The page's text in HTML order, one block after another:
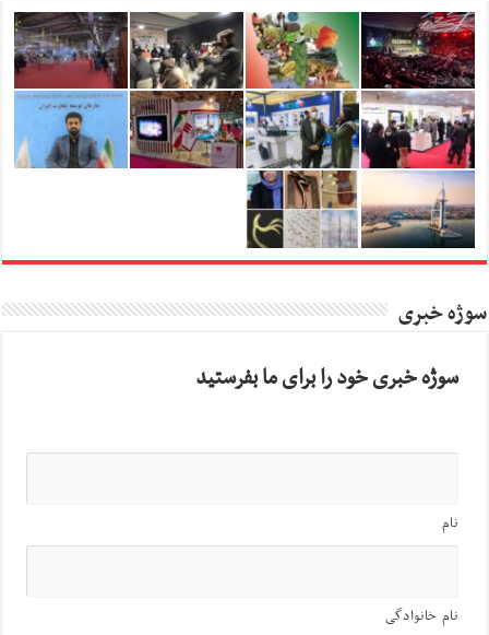
سوژه خبری
سوژه خبری خود را برای ما بفرستید
نام
نام خانوادگی